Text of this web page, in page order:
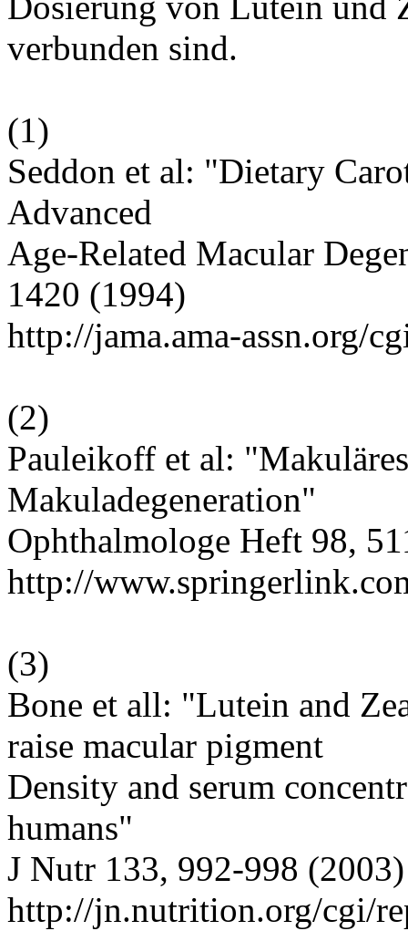
verbunden sind.
(1)
Seddon et al: "Dietary
Advanced
Age-Related Macular
1420 (1994)
http://jama.ama-assn.org/
(2)
Pauleikoff et al:
Makuladegeneration"
Ophthalmologe Heft 98,
http://
(3)
Bone et all: "Lutein and
raise macular pigment
Density and serum
humans"
J Nutr 133, 992-998 (2003)
http://jn.nutrition.org/cgi/